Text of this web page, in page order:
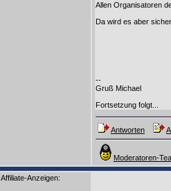
Allen Organisatoren
Da wird es aber
--
Gruß Michael
Fortsetzung folgt...
Antworten
Moderatoren-
Affiliate-Anzeigen: